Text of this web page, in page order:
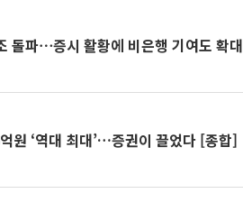
돌파⋯증시 활황에 비은행 기여도 확대
원 ‘역대 최대’…증권이 끌었다 [종합]